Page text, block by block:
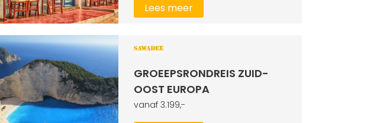
Lees meer
GROEEPSRONDREIS ZUID-
OOST EUROPA
vanaf 3.199,-